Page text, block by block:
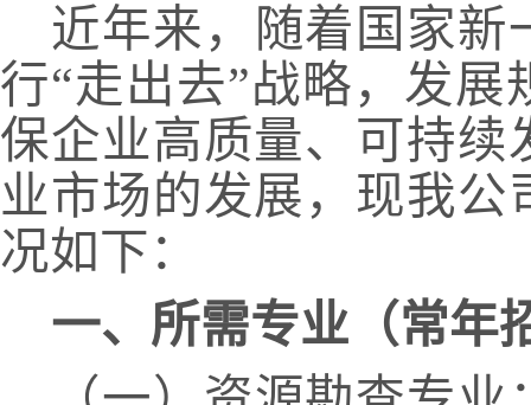
近年来，随着国家新
行“走出去”战略，发
保企业高质量、可持
业市场的发展，现我
况如下：
一、所需专业（常年